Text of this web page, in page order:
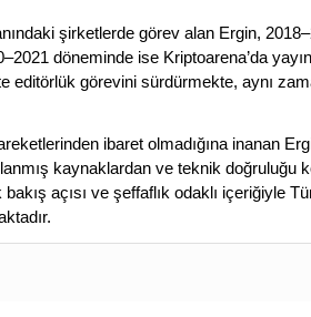
şirketlerde görev alan Ergin,
döneminde ise Kriptoarena’da
editörlük görevini sürdürmekte, aynı
ibaret olmadığına inanan
kaynaklardan ve teknik doğruluğu
açısı ve şeffaflık odaklı içeriğiyle